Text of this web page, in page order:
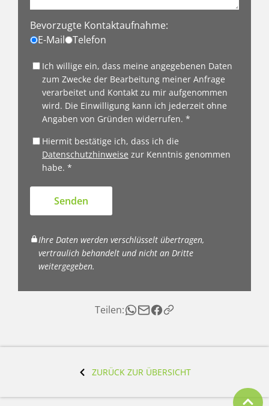
Bevorzugte Kontaktaufnahme:
E-Mail
Telefon
Ich willige ein, dass meine angegebenen Daten
zum Zwecke der Bearbeitung meiner Anfrage
verarbeitet und Kontakt zu mir aufgenommen
wird. Die Einwilligung kann ich jederzeit ohne
Angaben von Gründen widerrufen. *
Hiermit bestätige ich, dass ich die
Datenschutzhinweise zur Kenntnis genommen
habe. *
Senden
Ihre Daten werden verschlüsselt übertragen,
vertraulich behandelt und nicht an Dritte
weitergegeben.
Teilen:
ZURÜCK ZUR ÜBERSICHT